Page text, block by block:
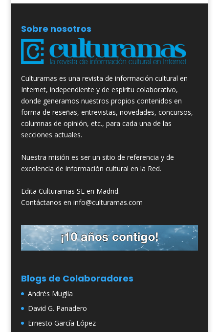
Sobre nosotros
Culturamas es una revista de información cultural en
Internet, independiente y de espíritu colaborativo,
donde generamos nuestros propios contenidos en
forma de reseñas, entrevistas, novedades, concursos,
columnas de opinión, etc., para cada una de las
secciones actuales.
Nuestra misión es ser un sitio de referencia y de
excelencia de información cultural en la Red.
Edita Culturamas SL en Madrid.
Contáctanos en info@culturamas.com
Blogs de Colaboradores
Andrés Muglia
David G. Panadero
Ernesto García López